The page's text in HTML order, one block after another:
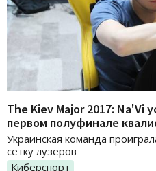
The Kiev Major 2017: Na'Vi
первом полуфинале
Украинская команда
сетку лузеров
Киберспорт